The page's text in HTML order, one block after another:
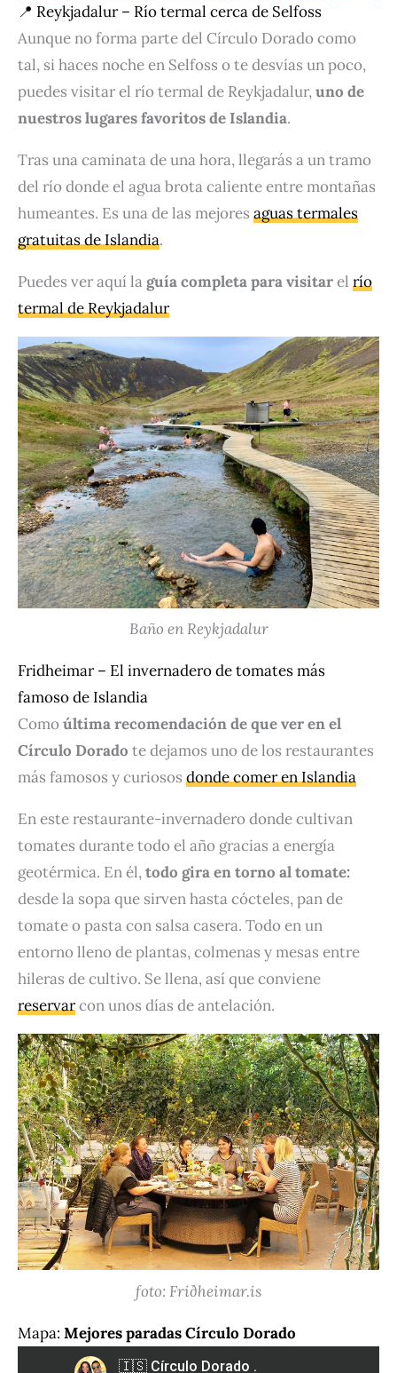
📍 Reykjadalur – Río termal cerca de Selfoss
Aunque no forma parte del Círculo Dorado como
tal, si haces noche en Selfoss o te desvías un poco,
puedes visitar el río termal de Reykjadalur,uno de
nuestros lugares favoritos de Islandia.
Tras una caminata de una hora, llegarás a un tramo
del río donde el agua brota caliente entre montañas
humeantes. Es una de las mejores aguas termales
gratuitas de Islandia.
Puedes ver aquí la guía completa para visitarel río
termal de Reykjadalur
Baño en Reykjadalur
Fridheimar – El invernadero de tomates más
famoso de Islandia
Comoúltima recomendación de que ver en el
Círculo Dorado te dejamos uno de los restaurantes
más famosos y curiosos donde comer en Islandia
En este restaurante-invernadero donde cultivan
tomates durante todo el año gracias a energía
geotérmica. En él,todo gira en torno al tomate:
desde la sopa que sirven hasta cócteles, pan de
tomate o pasta con salsa casera. Todo en un
entorno lleno de plantas, colmenas y mesas entre
hileras de cultivo. Se llena, así que conviene
reservarcon unos días de antelación.
foto: Friðheimar.is
Mapa: Mejores paradas Círculo Dorado